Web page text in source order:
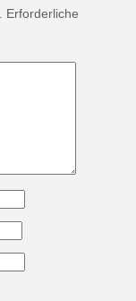
Erforderliche